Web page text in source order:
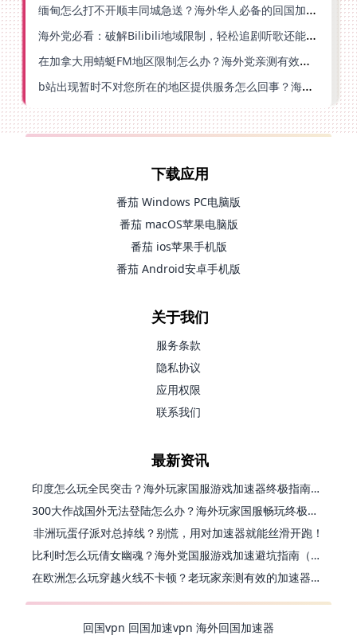
缅甸怎么打不开顺丰同城急送？海外华人必备的回国加速指南（附B站会员游戏解决方案）
海外党必看：破解Bilibili地域限制，轻松追剧听歌还能流畅理财的实用指南
在加拿大用蜻蜓FM地区限制怎么办？海外党亲测有效的回国加速方案
b站出现暂时不对您所在的地区提供服务怎么回事？海外党亲测有效的回国加速方案
下载应用
番茄 Windows PC电脑版
番茄 macOS苹果电脑版
番茄 ios苹果手机版
番茄 Android安卓手机版
关于我们
服务条款
隐私协议
应用权限
联系我们
最新资讯
印度怎么玩全民突击？海外玩家国服游戏加速器终极指南（附原神延迟优化+精灵之境加速器选择）
300大作战国外无法登陆怎么办？海外玩家国服畅玩终极指南（附实测推荐）
非洲玩蛋仔派对总掉线？别慌，用对加速器就能丝滑开跑！
比利时怎么玩倩女幽魂？海外党国服游戏加速避坑指南（附实测推荐）
在欧洲怎么玩穿越火线不卡顿？老玩家亲测有效的加速器选择指南
回国vpn 回国加速vpn 海外回国加速器